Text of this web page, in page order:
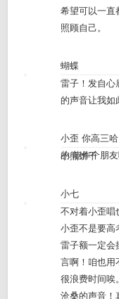
希望可以一直
照顾自己。
蝴蝶
雷子！发自心
的声音让我如
小歪 你高三
的 能作个朋
小熊饼干
小七
不对着小歪
小歪不是要高
雷子额一定会
言啊！咱也用
很浪费时间唉
沧桑的声音！